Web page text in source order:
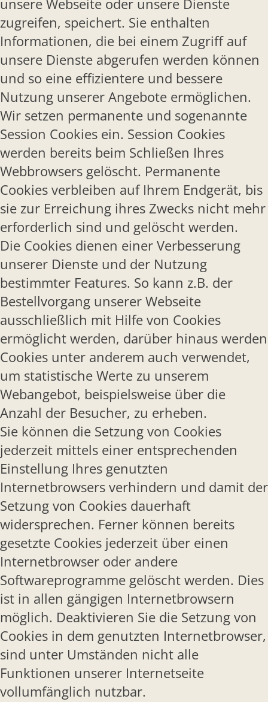
unsere Webseite oder unsere Dienste
zugreifen, speichert. Sie enthalten
Informationen, die bei einem Zugriff auf
unsere Dienste abgerufen werden können
und so eine effizientere und bessere
Nutzung unserer Angebote ermöglichen.
Wir setzen permanente und sogenannte
Session Cookies ein. Session Cookies
werden bereits beim Schließen Ihres
Webbrowsers gelöscht. Permanente
Cookies verbleiben auf Ihrem Endgerät, bis
sie zur Erreichung ihres Zwecks nicht mehr
erforderlich sind und gelöscht werden.
Die Cookies dienen einer Verbesserung
unserer Dienste und der Nutzung
bestimmter Features. So kann z.B. der
Bestellvorgang unserer Webseite
ausschließlich mit Hilfe von Cookies
ermöglicht werden, darüber hinaus werden
Cookies unter anderem auch verwendet,
um statistische Werte zu unserem
Webangebot, beispielsweise über die
Anzahl der Besucher, zu erheben.
Sie können die Setzung von Cookies
jederzeit mittels einer entsprechenden
Einstellung Ihres genutzten
Internetbrowsers verhindern und damit der
Setzung von Cookies dauerhaft
widersprechen. Ferner können bereits
gesetzte Cookies jederzeit über einen
Internetbrowser oder andere
Softwareprogramme gelöscht werden. Dies
ist in allen gängigen Internetbrowsern
möglich. Deaktivieren Sie die Setzung von
Cookies in dem genutzten Internetbrowser,
sind unter Umständen nicht alle
Funktionen unserer Internetseite
vollumfänglich nutzbar.